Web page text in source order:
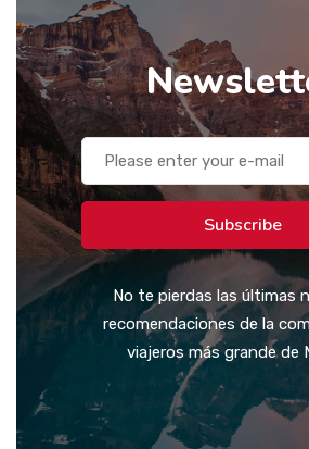
Subscribe
No te pierdas las últimas
recomendaciones de la
viajeros más grande de